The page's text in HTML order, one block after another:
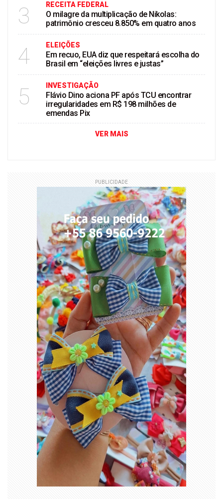
3 RECEITA FEDERAL
O milagre da multiplicação de Nikolas:
patrimônio cresceu 8.850% em quatro anos
4 ELEIÇÕES
Em recuo, EUA diz que respeitará escolha do
Brasil em “eleições livres e justas”
5 INVESTIGAÇÃO
Flávio Dino aciona PF após TCU encontrar
irregularidades em R$ 198 milhões de
emendas Pix
VER MAIS
PUBLICIDADE